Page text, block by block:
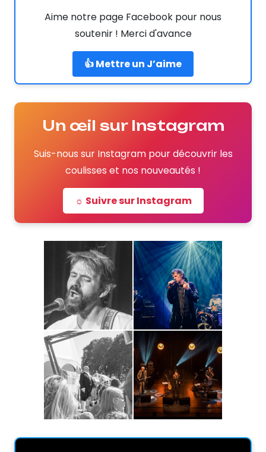
Aime notre page Facebook pour nous
soutenir ! Merci d'avance
👍 Mettre un J’aime
Un œil sur Instagram
Suis-nous sur Instagram pour découvrir les
coulisses et nos nouveautés !
☼ Suivre sur Instagram